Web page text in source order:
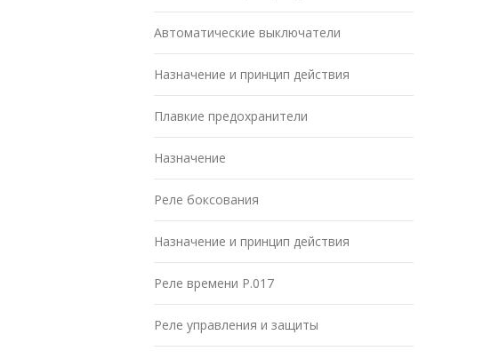
Автоматические выключатели
Назначение и принцип действия
Плавкие предохранители
Назначение
Реле боксования
Назначение и принцип действия
Реле времени Р.017
Реле управления и защиты